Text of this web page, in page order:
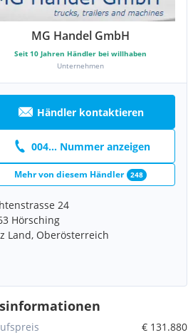
MG Handel GmbH
Seit 10 Jahren Händler bei willhaben
Unternehmen
Händler kontaktieren
004... Nummer anzeigen
Mehr von diesem Händler 248
24
Hörsching
Land, Oberösterreich
€ 131.880